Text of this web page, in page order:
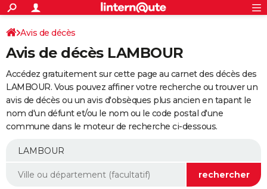
ACTUALITÉS
Politique
Société
Faits Divers
Education
Monde
Villes
+
SPORT
Coupe du monde 2026
Football
Tennis
Cyclisme
Rugby
Forum
Programme TV
TNTStreaming
Cinéma
Sorties cinéma
Musique
+
FINANCE
Retraite
Epargne
Immobilier
Risques naturels par ville
Banque
Assurance
AUTO
Essais
Réserver un essai
Citadines
Berlines
SUV
Forum auto
+
Mobiles
Meilleur smartphone
Internet
Ordinateurs
Jeux vidéo
Guide high-tech
Aménagement intérieur
Avis de décès
Avis de décès LAMBOUR
Accédez gratuitement sur cette page au carnet des décès des
LAMBOUR. Vous pouvez affiner votre recherche ou trouver un
avis de décès ou un avis d'obsèques plus ancien en tapant le
nom d'un défunt et/ou le nom ou le code postal d'une
commune dans le moteur de recherche ci-dessous.